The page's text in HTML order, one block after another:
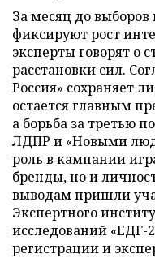
За месяц до выборов
фиксируют рост
эксперты говорят о
расстановки сил.
Россия» сохраняет
остается главным
а борьба за третью
ЛДПР и «Новыми
роль в кампании
бренды, но и
выводам пришли
Экспертного
исследований «ЕДГ-
регистрации и